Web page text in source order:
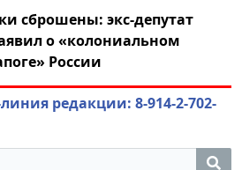
Маринычев у Путина:
или антикризисный разбор?
редакции: 8-914-2-702-